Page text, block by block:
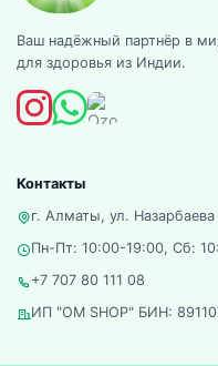
Ваш надёжный партнёр в
для здоровья из Индии.
Контакты
г. Алматы, ул.
Пн-Пт: 10:00-19:00, Сб:
+7 707 80 111 08
ИП "OM SHOP" БИН: